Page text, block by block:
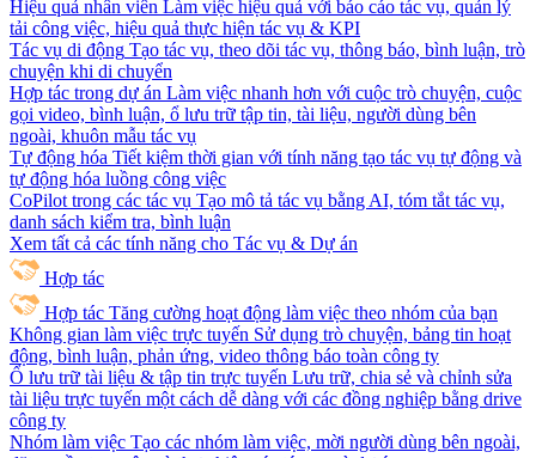
Hiệu quả nhân viên Làm việc hiệu quả với báo cáo tác vụ, quản lý
tải công việc, hiệu quả thực hiện tác vụ & KPI
Tác vụ di động Tạo tác vụ, theo dõi tác vụ, thông báo, bình luận, trò
chuyện khi di chuyển
Hợp tác trong dự án Làm việc nhanh hơn với cuộc trò chuyện, cuộc
gọi video, bình luận, ổ lưu trữ tập tin, tài liệu, người dùng bên
ngoài, khuôn mẫu tác vụ
Tự động hóa Tiết kiệm thời gian với tính năng tạo tác vụ tự động và
tự động hóa luồng công việc
CoPilot trong các tác vụ Tạo mô tả tác vụ bằng AI, tóm tắt tác vụ,
danh sách kiểm tra, bình luận
Xem tất cả các tính năng cho Tác vụ & Dự án
Hợp tác
Hợp tác Tăng cường hoạt động làm việc theo nhóm của bạn
Không gian làm việc trực tuyến Sử dụng trò chuyện, bảng tin hoạt
động, bình luận, phản ứng, video thông báo toàn công ty
Ổ lưu trữ tài liệu & tập tin trực tuyến Lưu trữ, chia sẻ và chỉnh sửa
tài liệu trực tuyến một cách dễ dàng với các đồng nghiệp bằng drive
công ty
Nhóm làm việc Tạo các nhóm làm việc, mời người dùng bên ngoài,